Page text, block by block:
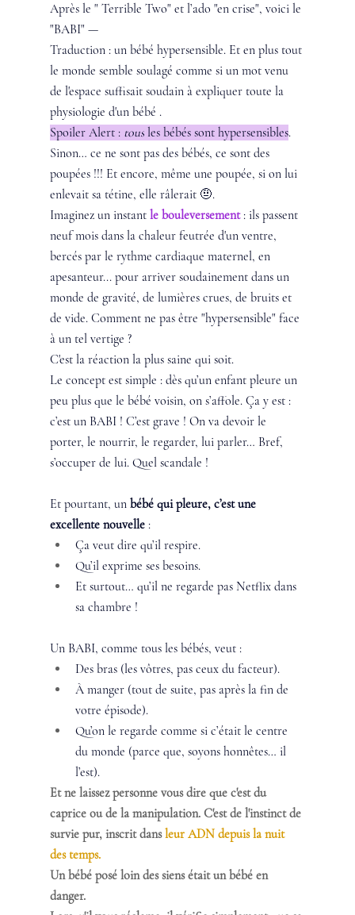
Après le " Terrible Two" et l’ado "en crise", voici le
"BABI" —
Traduction : un bébé hypersensible. Et en plus tout
le monde semble soulagé comme si un mot venu
de l'espace suffisait soudain à expliquer toute la
physiologie d'un bébé .
Spoiler Alert : tous les bébés sont hypersensibles.
Sinon… ce ne sont pas des bébés, ce sont des
poupées !!! Et encore, même une poupée, si on lui
enlevait sa tétine, elle râlerait 🤨.
Imaginez un instant le bouleversement : ils passent
neuf mois dans la chaleur feutrée d'un ventre,
bercés par le rythme cardiaque maternel, en
apesanteur... pour arriver soudainement dans un
monde de gravité, de lumières crues, de bruits et
de vide. Comment ne pas être "hypersensible" face
à un tel vertige ?
C'est la réaction la plus saine qui soit.
Le concept est simple : dès qu’un enfant pleure un
peu plus que le bébé voisin, on s’affole. Ça y est :
c’est un BABI ! C’est grave ! On va devoir le
porter, le nourrir, le regarder, lui parler… Bref,
s’occuper de lui. Quel scandale !
Et pourtant, un bébé qui pleure, c’est une
excellente nouvelle :
Ça veut dire qu’il respire.
Qu’il exprime ses besoins.
Et surtout… qu’il ne regarde pas Netflix dans
sa chambre !
Un BABI, comme tous les bébés, veut :
Des bras (les vôtres, pas ceux du facteur).
À manger (tout de suite, pas après la fin de
votre épisode).
Qu’on le regarde comme si c’était le centre
du monde (parce que, soyons honnêtes… il
l’est).
Et ne laissez personne vous dire que c'est du
caprice ou de la manipulation. C'est de l'instinct de
survie pur, inscrit dans leur ADN depuis la nuit
des temps.
Un bébé posé loin des siens était un bébé en
danger.